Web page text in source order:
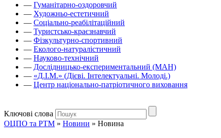
— Гуманітарно-оздоровчий
— Художньо-естетичний
— Соціально-реабілітаційний
— Туристсько-краєзнавчий
— Фізкультурно-спортивний
— Еколого-натуралістичний
— Науково-технічний
— Дослідницько-експериментальний (МАН)
— «Д.І.М.» (Дієві. Інтелектуальні. Молоді.)
— Центр національно-патріотичного виховання
Ключові слова
ОЦПО та РТМ » Новини » Новина